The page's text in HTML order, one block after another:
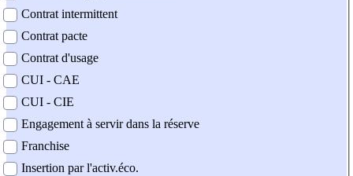
Contrat intermittent
Contrat pacte
Contrat d'usage
CUI - CAE
CUI - CIE
Engagement à servir dans la réserve
Franchise
Insertion par l'activ.éco.